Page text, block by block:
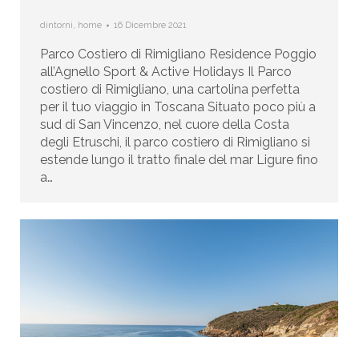
dintorni, home 16 Dicembre 2021
Parco Costiero di Rimigliano Residence Poggio
all’Agnello Sport & Active Holidays Il Parco
costiero di Rimigliano, una cartolina perfetta
per il tuo viaggio in Toscana Situato poco più a
sud di San Vincenzo, nel cuore della Costa
degli Etruschi, il parco costiero di Rimigliano si
estende lungo il tratto finale del mar Ligure fino
a…